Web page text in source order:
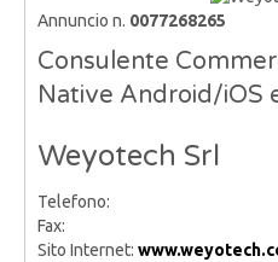
Annuncio n. 0077268265
Consulente
Native Android/iOS
Weyotech Srl
Telefono:
Fax:
Sito Internet: